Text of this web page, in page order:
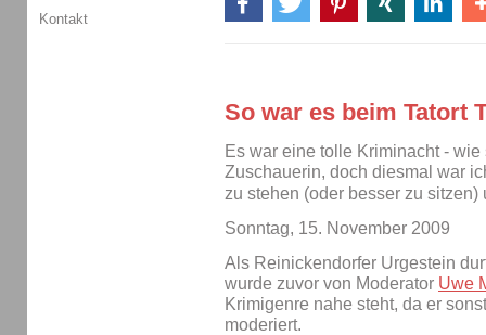
So war es beim Tatort
Es war eine tolle Kriminacht -
Zuschauerin, doch diesmal war
zu stehen (oder besser zu
Sonntag, 15. November 2009
Als Reinickendorfer Urgestein
wurde zuvor von Moderator Uwe
Krimigenre nahe steht, da er
moderiert.
Kontakt